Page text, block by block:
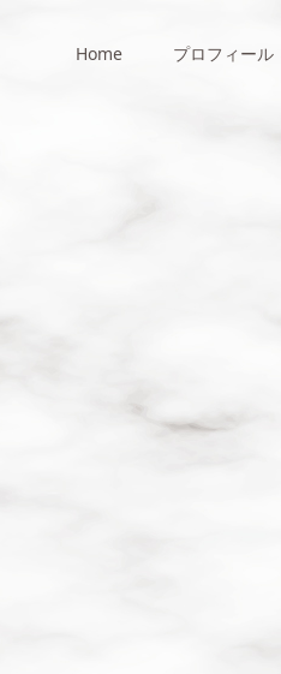
Home プロフィール